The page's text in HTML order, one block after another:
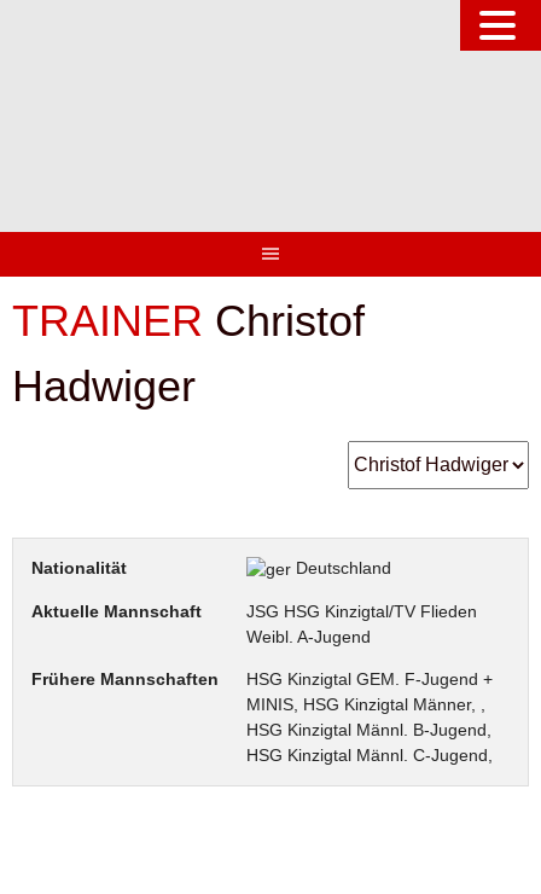
TRAINER Christof
Hadwiger
Nationalität Deutschland
Aktuelle Mannschaft
JSG HSG Kinzigtal/TV Flieden
Weibl. A-Jugend
Frühere Mannschaften
HSG Kinzigtal GEM. F-Jugend +
MINIS, HSG Kinzigtal Männer, ,
HSG Kinzigtal Männl. B-Jugend,
HSG Kinzigtal Männl. C-Jugend,